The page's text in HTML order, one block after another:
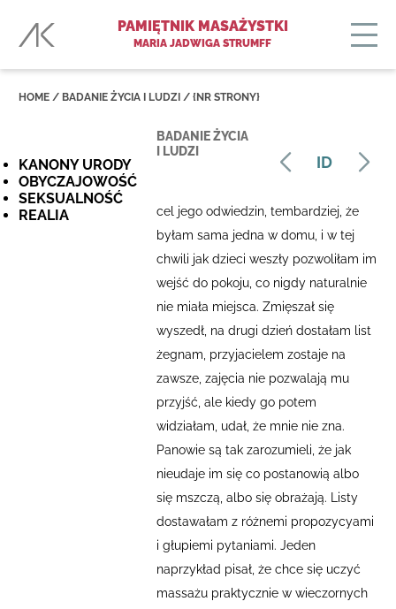
PAMIĘTNIK MASAŻYSTKI
MARIA JADWIGA STRUMFF
HOME / BADANIE ŻYCIA I LUDZI /{NR STRONY}
BADANIE ŻYCIA
I LUDZI
ID
cel jego odwiedzin, tembardziej, że
byłam sama jedna w domu, i w tej
chwili jak dzieci weszły pozwoliłam im
wejść do pokoju, co nigdy naturalnie
nie miała miejsca. Zmięszał się
wyszedł, na drugi dzień dostałam list
żegnam, przyjacielem zostaje na
zawsze, zajęcia nie pozwalają mu
przyjść, ale kiedy go potem
widziałam, udał, że mnie nie zna.
Panowie są tak zarozumieli, że jak
nieudaje im się co postanowią albo
się mszczą, albo się obrażają. Listy
dostawałam z różnemi propozycyami
i głupiemi pytaniami. Jeden
naprzykład pisał, że chce się uczyć
massażu praktycznie w wieczornych
KANONY URODY
OBYCZAJOWOŚĆ
SEKSUALNOŚĆ
REALIA